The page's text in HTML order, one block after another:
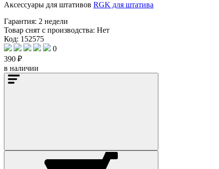
Аксессуары для штативов RGK для штатива
Гарантия: 2 недели
Товар снят с производства: Нет
Код: 152575
0
390 ₽
в наличии